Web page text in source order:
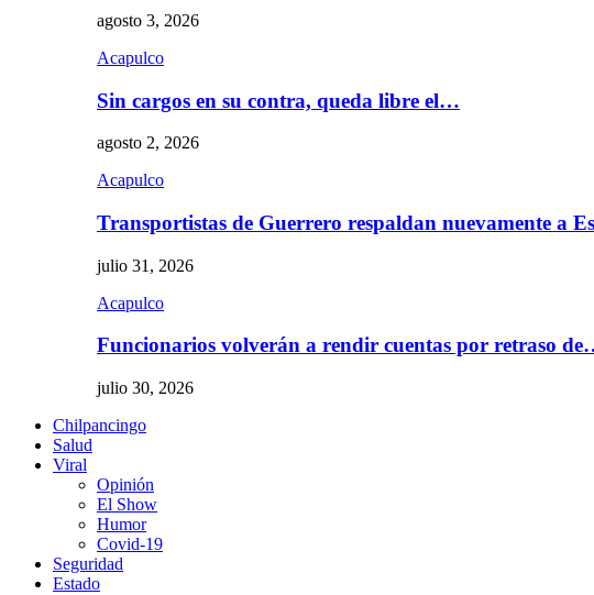
agosto 3, 2026
Acapulco
Sin cargos en su contra, queda libre el…
agosto 2, 2026
Acapulco
Transportistas de Guerrero respaldan nuevamente a
julio 31, 2026
Acapulco
Funcionarios volverán a rendir cuentas por retraso
julio 30, 2026
Chilpancingo
Salud
Viral
Opinión
El Show
Humor
Covid-19
Seguridad
Estado